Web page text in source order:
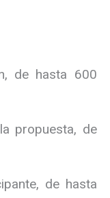
de hasta 600
propuesta, de
de hasta